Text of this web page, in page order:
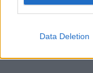
Data Deletion
WERBE BEI UNS!